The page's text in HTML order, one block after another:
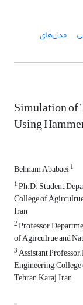
مدل‌های
Simulation of
Using
Behnam Ababaei1
1Ph.D. Student,
College of
Iran
2Professor,
of Agirculrue and
3Assistant
Engineering,
Tehran, Karaj, Iran